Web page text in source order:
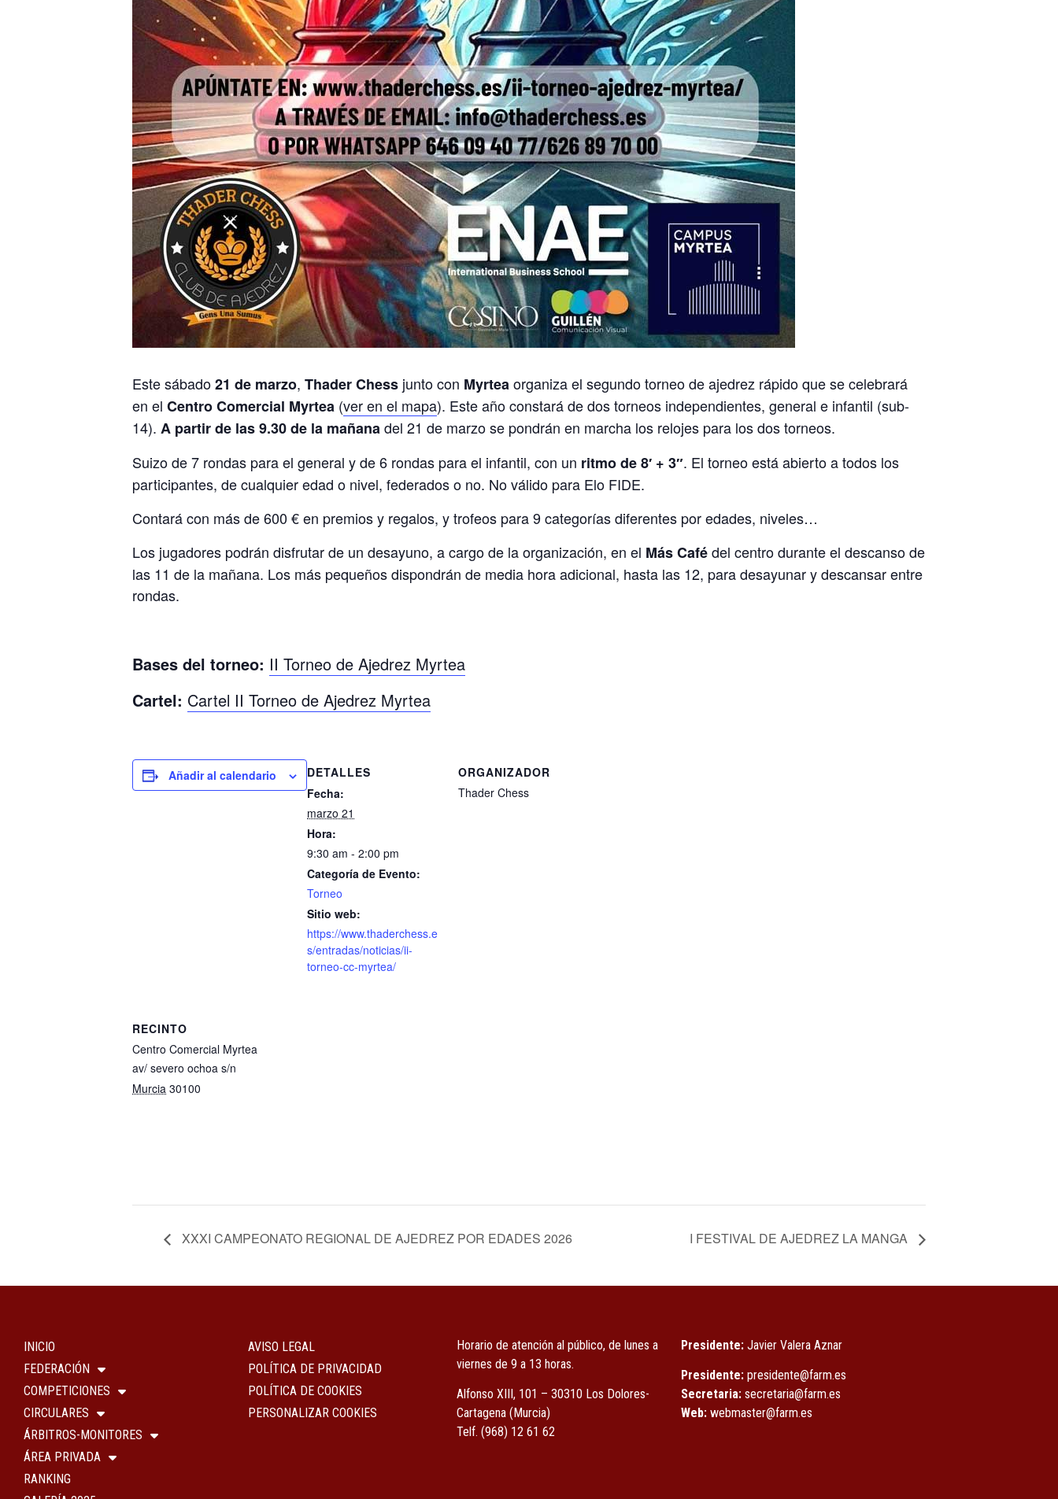
Este sábado21 de marzo, Thader Chess junto con Myrteaorganiza el segundo torneo de ajedrez rápido que se celebrará
en el Centro Comercial Myrtea (ver en el mapa). Este año constará de dos torneos independientes, general e infantil (sub-
14). A partir de las 9.30 de la mañanadel 21 de marzo se pondrán en marcha los relojes para los dos torneos.
Suizo de 7 rondas para el general y de 6 rondas para el infantil, con un ritmo de 8′ + 3″. El torneo está abierto a todos los
participantes, de cualquier edad o nivel, federados o no. No válido para Elo FIDE.
Contará con más de 600 € en premios y regalos, y trofeos para 9 categorías diferentes por edades, niveles…
Los jugadores podrán disfrutar de un desayuno, a cargo de la organización, en el Más Cafédel centro durante el descanso de
las 11 de la mañana. Los más pequeños dispondrán de media hora adicional, hasta las 12, para desayunar y descansar entre
rondas.
Bases del torneo: II Torneo de Ajedrez Myrtea
Cartel: Cartel II Torneo de Ajedrez Myrtea
Añadir al calendario
DETALLES
Fecha:
marzo 21
Hora:
9:30 am - 2:00 pm
Categoría de Evento:
Torneo
Sitio web:
https://www.thaderchess.e
s/entradas/noticias/ii-
torneo-cc-myrtea/
ORGANIZADOR
Thader Chess
RECINTO
Centro Comercial Myrtea
av/ severo ochoa s/n
Murcia 30100
XXXI CAMPEONATO REGIONAL DE AJEDREZ POR EDADES 2026 I FESTIVAL DE AJEDREZ LA MANGA
INICIO
FEDERACIÓN
COMPETICIONES
CIRCULARES
ÁRBITROS-MONITORES
ÁREA PRIVADA
RANKING
AVISO LEGAL
POLÍTICA DE PRIVACIDAD
POLÍTICA DE COOKIES
PERSONALIZAR COOKIES
Horario de atención al público, de lunes a
viernes de 9 a 13 horas.
Alfonso XIII, 101 – 30310 Los Dolores-
Cartagena (Murcia)
Telf. (968) 12 61 62
Presidente: Javier Valera Aznar
Presidente: presidente@farm.es
Secretaria: secretaria@farm.es
Web: webmaster@farm.es